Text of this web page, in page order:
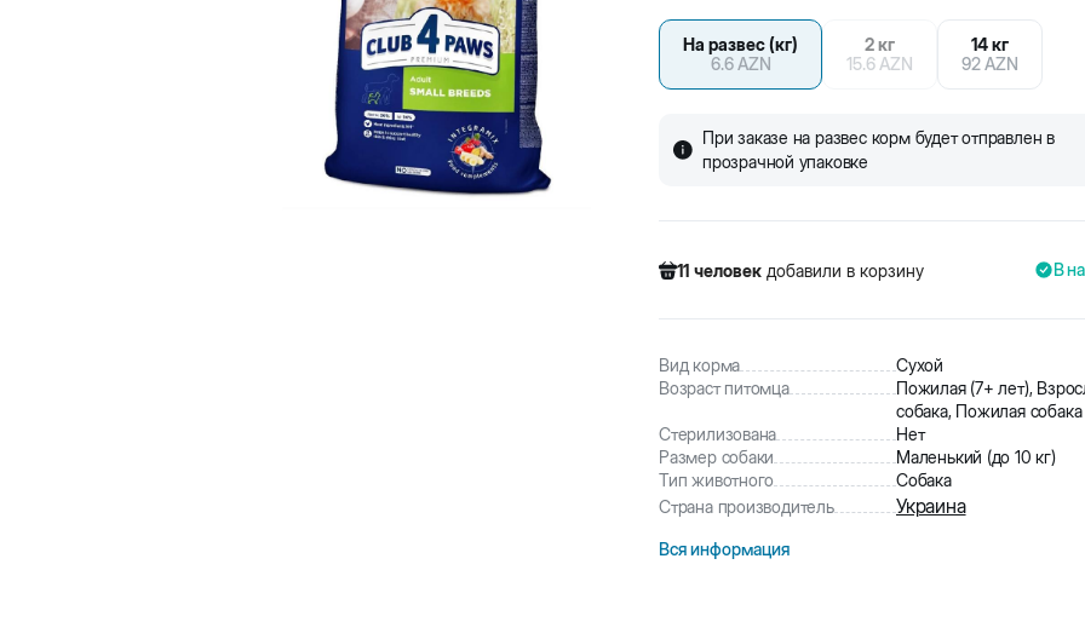
11 человек добавили в корзину
11 человек добавили в корзину
В
На развес (кг)
6.6 AZN
2 кг
15.6 AZN
14 кг
92AZN
При заказе на развес корм будет отправлен в
прозрачной упаковке
Вид корма
Сухой
Возраст питомца
Пожилая (7+ лет),
собака, Пожилая собака
Стерилизована
Нет
Размер собаки
Маленький (до 10 кг)
Тип животного
Собака
Страна производитель
Украина
Вся информация